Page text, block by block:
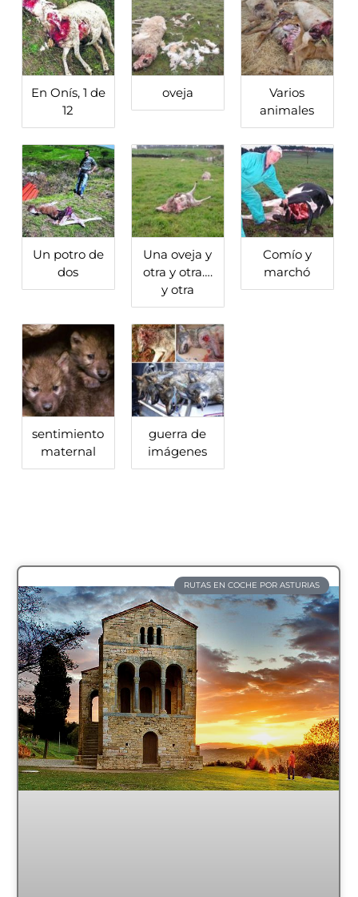
En Onís, 1 de
12
oveja
Varios
animales
Un potro de
dos
Una oveja y
otra y otra….
y otra
Comío y
marchó
sentimiento
maternal
guerra de
imágenes
RUTAS EN COCHE POR ASTURIAS